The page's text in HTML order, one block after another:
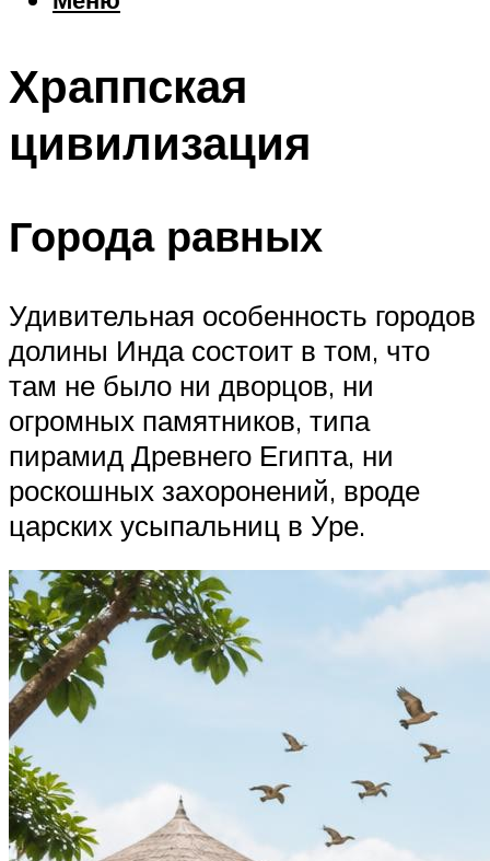
Шоппинг
Храппская
цивилизация
Города равных
Удивительная особенность городов
долины Инда состоит в том, что
там не было ни дворцов, ни
огромных памятников, типа
пирамид Древнего Египта, ни
роскошных захоронений, вроде
царских усыпальниц в Уре.